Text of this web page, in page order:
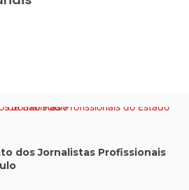
dos Jornalistas Profissionais